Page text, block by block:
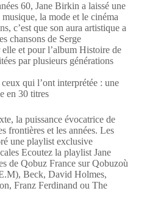
60, Jane Birkin a laissé une
la mode et le cinéma
c’est que son aura artistique a
chansons de Serge
et pour l’album Histoire de
par plusieurs générations
qui l’ont interprétée : une
en 30 titres
la puissance évocatrice de
frontières et les années. Les
une playlist exclusive
Ecoutez la playlist Jane
de Qobuz France sur Qobuzoù
Beck, David Holmes,
Franz Ferdinand ou The